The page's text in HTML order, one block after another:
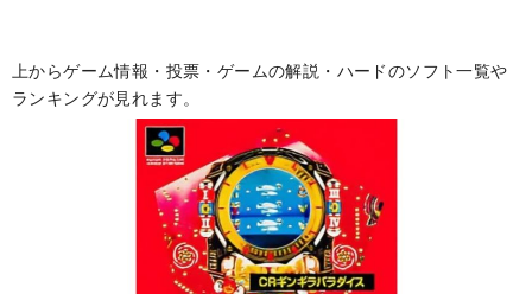
上からゲーム情報・投票・ゲームの解説・ハードのソフト一覧や
ランキングが見れます。